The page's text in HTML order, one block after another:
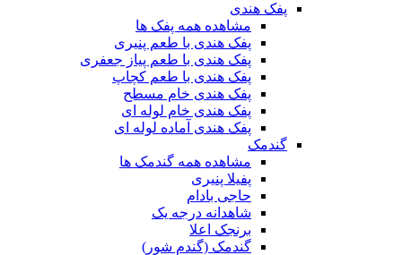
پفک هندی
مشاهده همه پفک ها
پفک هندی با طعم پنیری
پفک هندی با طعم پیاز جعفری
پفک هندی با طعم کچاپ
پفک هندی خام مسطح
پفک هندی خام لوله ای
پفک هندی آماده لوله ای
گندمک
مشاهده همه گندمک ها
پفیلا پنیری
حاجی بادام
شاهدانه درجه یک
برنجک اعلا
گندمک (گندم شور)